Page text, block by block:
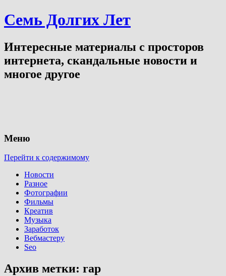
Семь Долгих Лет
Интересные материалы с просторов
интернета, скандальные новости и
многое другое
Меню
Перейти к содержимому
Новости
Разное
Фотографии
Фильмы
Креатив
Музыка
Заработок
Вебмастеру
Seo
Архив метки: rap